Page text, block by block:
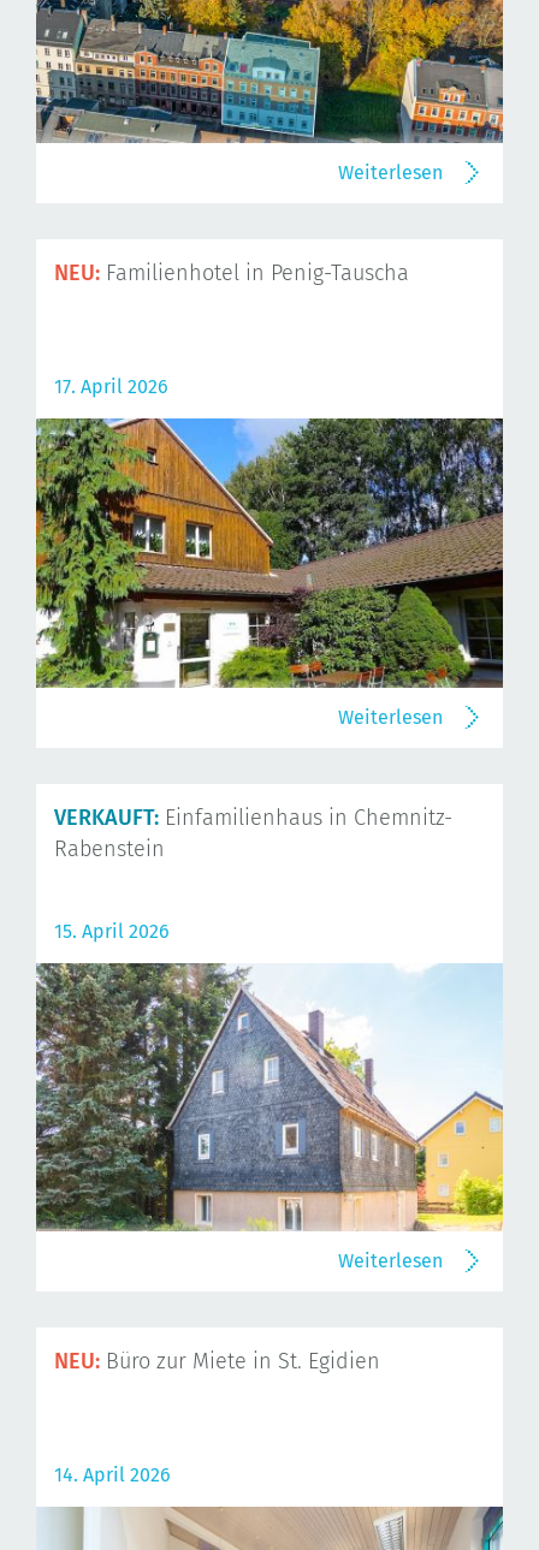
Weiterlesen
NEU: Familienhotel in Penig-Tauscha
17. April 2026
Weiterlesen
VERKAUFT: Einfamilienhaus in Chemnitz-
Rabenstein
15. April 2026
Weiterlesen
NEU: Büro zur Miete in St. Egidien
14. April 2026